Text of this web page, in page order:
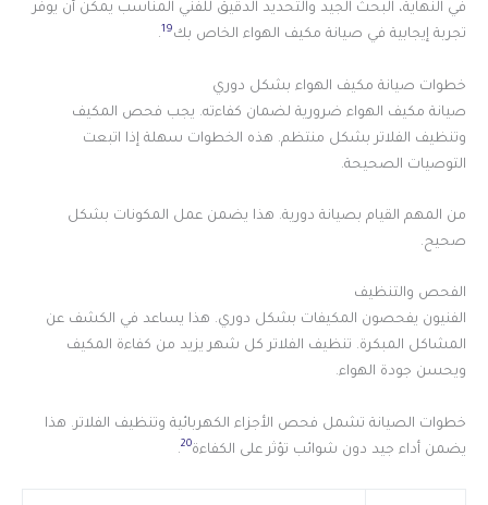
في النهاية، البحث الجيد والتحديد الدقيق للفني المناسب يمكن أن يوفر
تجربة إيجابية في صيانة مكيف الهواء الخاص بك19
.
خطوات صيانة مكيف الهواء بشكل دوري
صيانة مكيف الهواء ضرورية لضمان كفاءته. يجب فحص المكيف
وتنظيف الفلاتر بشكل منتظم. هذه الخطوات سهلة إذا اتبعت
التوصيات الصحيحة.
من المهم القيام بصيانة دورية. هذا يضمن عمل المكونات بشكل
صحيح.
الفحص والتنظيف
الفنيون يفحصون المكيفات بشكل دوري. هذا يساعد في الكشف عن
المشاكل المبكرة. تنظيف الفلاتر كل شهر يزيد من كفاءة المكيف
ويحسن جودة الهواء.
خطوات الصيانة تشمل فحص الأجزاء الكهربائية وتنظيف الفلاتر. هذا
يضمن أداء جيد دون شوائب تؤثر على الكفاءة20
.